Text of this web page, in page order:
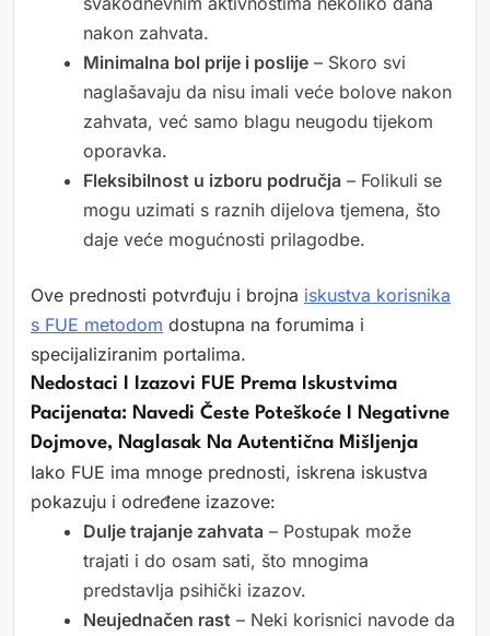
nakon zahvata.
Minimalna bol prije i poslije – Skoro svi
naglašavaju da nisu imali veće bolove nakon
zahvata, već samo blagu neugodu tijekom
oporavka.
Fleksibilnost u izboru područja – Folikuli se
mogu uzimati s raznih dijelova tjemena, što
daje veće mogućnosti prilagodbe.
Ove prednosti potvrđuju i brojna iskustva korisnika
s FUE metodom dostupna na forumima i
specijaliziranim portalima.
Nedostaci I Izazovi FUE Prema Iskustvima
Pacijenata: Navedi Česte Poteškoće I Negativne
Dojmove, Naglasak Na Autentična Mišljenja
Iako FUE ima mnoge prednosti, iskrena iskustva
pokazuju i određene izazove:
Dulje trajanje zahvata – Postupak može
trajati i do osam sati, što mnogima
predstavlja psihički izazov.
Neujednačen rast – Neki korisnici navode da